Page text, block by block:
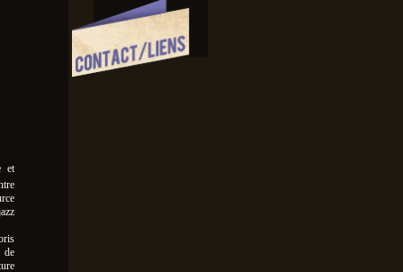
et